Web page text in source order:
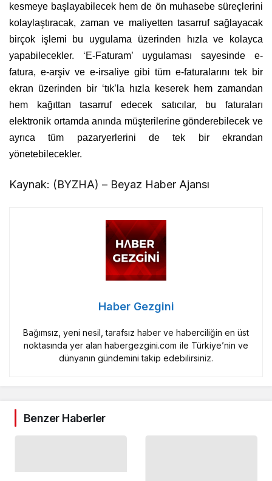
kesmeye başlayabilecek hem de ön muhasebe süreçlerini
kolaylaştıracak, zaman ve maliyetten tasarruf sağlayacak
birçok işlemi bu uygulama üzerinden hızla ve kolayca
yapabilecekler. ‘E-Faturam’ uygulaması sayesinde e-
fatura, e-arşiv ve e-irsaliye gibi tüm e-faturalarını tek bir
ekran üzerinden bir ‘tık’la hızla keserek hem zamandan
hem kağıttan tasarruf edecek satıcılar, bu faturaları
elektronik ortamda anında müşterilerine gönderebilecek ve
ayrıca tüm pazaryerlerini de tek bir ekrandan
yönetebilecekler.
Kaynak: (BYZHA) – Beyaz Haber Ajansı
Haber Gezgini
Bağımsız, yeni nesil, tarafsız haber ve haberciliğin en üst
noktasında yer alan habergezgini.com ile Türkiye’nin ve
dünyanın gündemini takip edebilirsiniz.
Benzer Haberler